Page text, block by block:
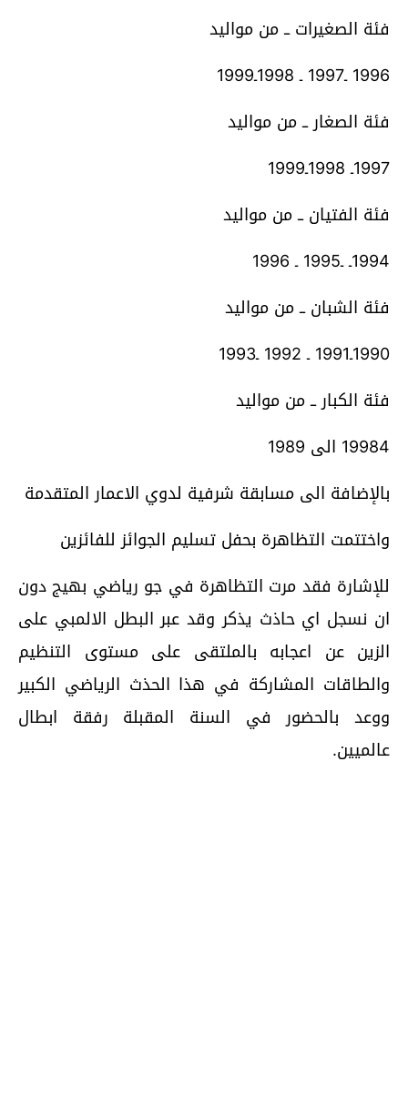
فئة الصغيرات ــ من مواليد
1996 ـ1997 ـ 1998ـ1999
فئة الصغار ــ من مواليد
1997ـ 1998ـ1999
فئة الفتيان ــ من مواليد
1994ـ ـ1995 ـ 1996
فئة الشبان ــ من مواليد
1990ـ1991 ـ 1992 ـ1993
فئة الكبار ــ من مواليد
19984 الى 1989
بالإضافة الى مسابقة شرفية لدوي الاعمار المتقدمة
واختتمت التظاهرة بحفل تسليم الجوائز للفائزين
للإشارة فقد مرت التظاهرة في جو رياضي بهيج دون
ان نسجل اي حاذث يذكر وقد عبر البطل الالمبي على
الزين عن اعجابه بالملتقى على مستوى التنظيم
والطاقات المشاركة في هذا الحذث الرياضي الكبير
ووعد بالحضور في السنة المقبلة رفقة ابطال
عالميين.